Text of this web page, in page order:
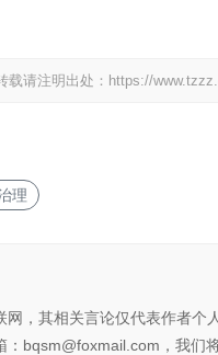
请注明出处： https://
理
网，其相关言论仅代表作者
bqsm@foxmail.com，我们